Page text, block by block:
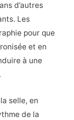
d’autres
Les
pour que
et en
à une
selle, en
de la